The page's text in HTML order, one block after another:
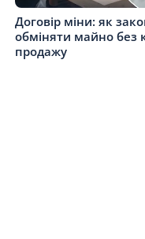
Договір міни: як
обміняти майно без
продажу